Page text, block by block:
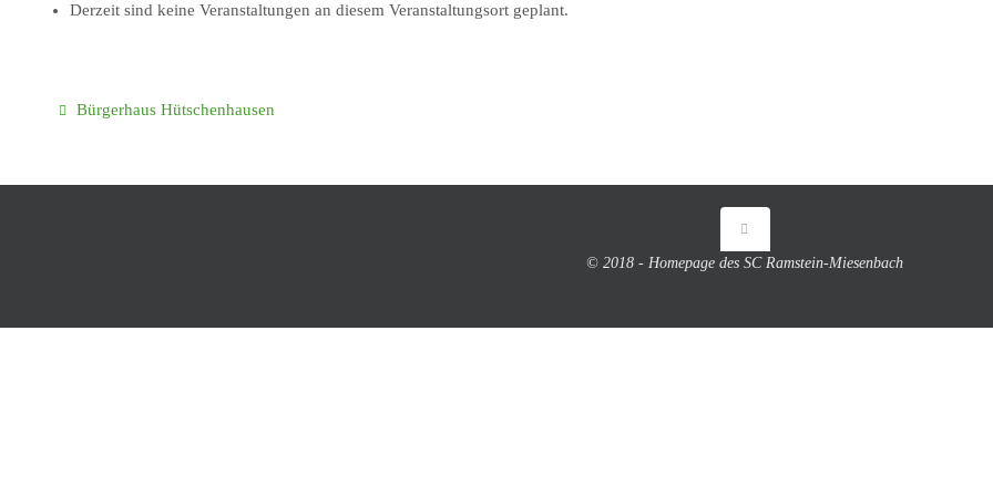
Derzeit sind keine Veranstaltungen an diesem Veranstaltungsort geplant.
Bürgerhaus Hütschenhausen
© 2018 - Homepage des SC Ramstein-Miesenbach